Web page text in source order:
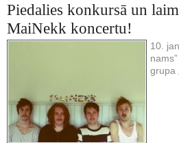
Piedalies konkursā un
MaiNekk koncertu!
10.
grupa